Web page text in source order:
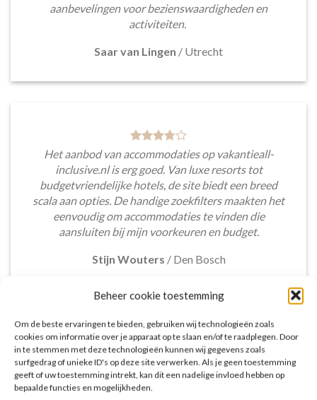
Beheer cookie toestemming
Om de beste ervaringen te bieden, gebruiken wij technologieën zoals
cookies om informatie over je apparaat op te slaan en/of te raadplegen. Door
in te stemmen met deze technologieën kunnen wij gegevens zoals
surfgedrag of unieke ID's op deze site verwerken. Als je geen toestemming
geeft of uw toestemming intrekt, kan dit een nadelige invloed hebben op
bepaalde functies en mogelijkheden.
aanbevelingen voor bezienswaardigheden en
activiteiten.
Saar van Lingen / Utrecht
Het aanbod van accommodaties op vakantieall-
inclusive.nl is erg goed. Van luxe resorts tot
budgetvriendelijke hotels, de site biedt een breed
scala aan opties. De handige zoekfilters maakten het
eenvoudig om accommodaties te vinden die
aansluiten bij mijn voorkeuren en budget.
Stijn Wouters / Den Bosch
De aangeboden pakketreizen op de website zijn
handig voor reizigers die graag alles in één keer
regelen. Het aanbod varieert van budget, luxe tot